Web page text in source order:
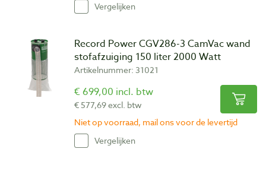
Vergelijken
Record Power CGV286-3 CamVac wand
stofafzuiging 150 liter 2000 Watt
Artikelnummer: 31021
€ 699,00 incl. btw
€ 577,69 excl. btw
Niet op voorraad, mail ons voor de levertijd
Vergelijken